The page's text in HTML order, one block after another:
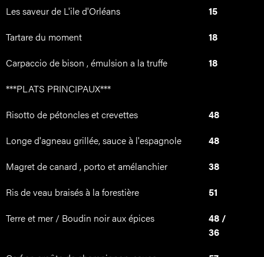
Les saveur de L'ile d'Orléans
15
Tartare du moment
18
Carpaccio de bison , émulsion a la truffe
18
***PLATS PRINCIPAUX***
Risotto de pétoncles et crevettes
48
Longe d'agneau grillée, sauce à l'espagnole
48
Magret de canard , porto et amélanchier
38
Ris de veau braisés à la forestière
51
Terre et mer / Boudin noir aux épices
48 /
36